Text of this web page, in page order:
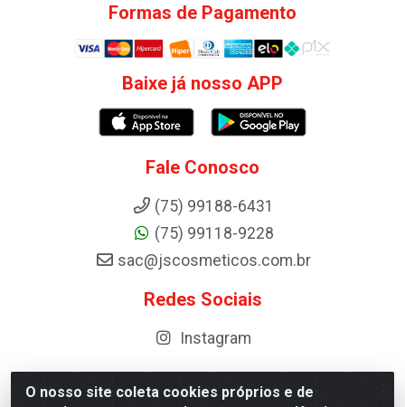
O nosso site coleta cookies próprios e de
Formas de Pagamento
Baixe já nosso APP
Fale Conosco
(75) 99188-6431
(75) 99118-9228
sac@jscosmeticos.com.br
Redes Sociais
Instagram